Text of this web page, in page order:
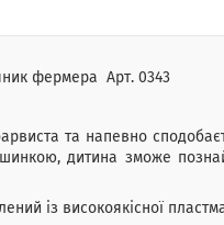
фермера Арт. 0343
та напевно
дитина зможе
із високоякісної